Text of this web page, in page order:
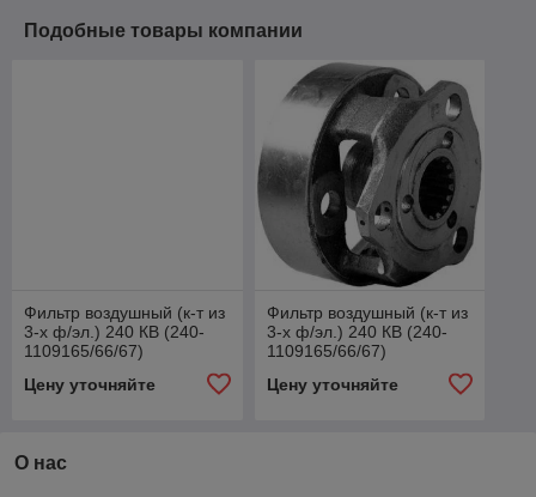
Подобные товары компании
Фильтр воздушный (к-т из
3-х ф/эл.) 240 КВ (240-
1109165/66/67)
Цену уточняйте
Фильтр воздушный (к-т из
3-х ф/эл.) 240 КВ (240-
1109165/66/67)
Цену уточняйте
О нас